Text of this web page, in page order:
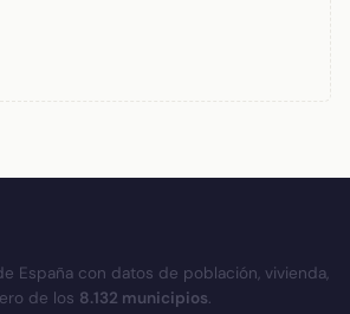
España con datos de población, vivienda,
de los 8.132 municipios.